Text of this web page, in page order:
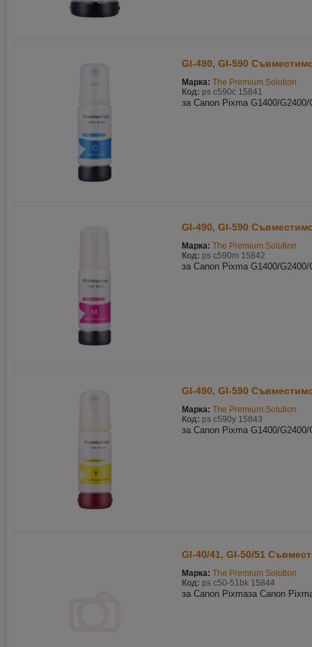
GI-490, GI-590
Марка: The Premium Solution
Код: ps c590c 15841
за Canon Pixma G1400/G2400/
GI-490, GI-590
Марка: The Premium Solution
Код: ps c590m 15842
за Canon Pixma G1400/G2400/
GI-490, GI-590
Марка: The Premium Solution
Код: ps c590y 15843
за Canon Pixma G1400/G2400/
GI-40/41, GI-50/51
Марка: The Premium Solution
Код: ps c50-51bk 15844
за Canon Pixmaза Canon